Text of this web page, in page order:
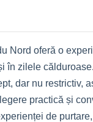
Nord oferă o
zilele
dar nu
practică și
de